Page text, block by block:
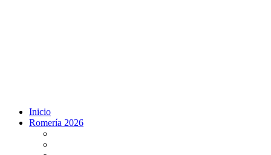
Inicio
Romería 2026